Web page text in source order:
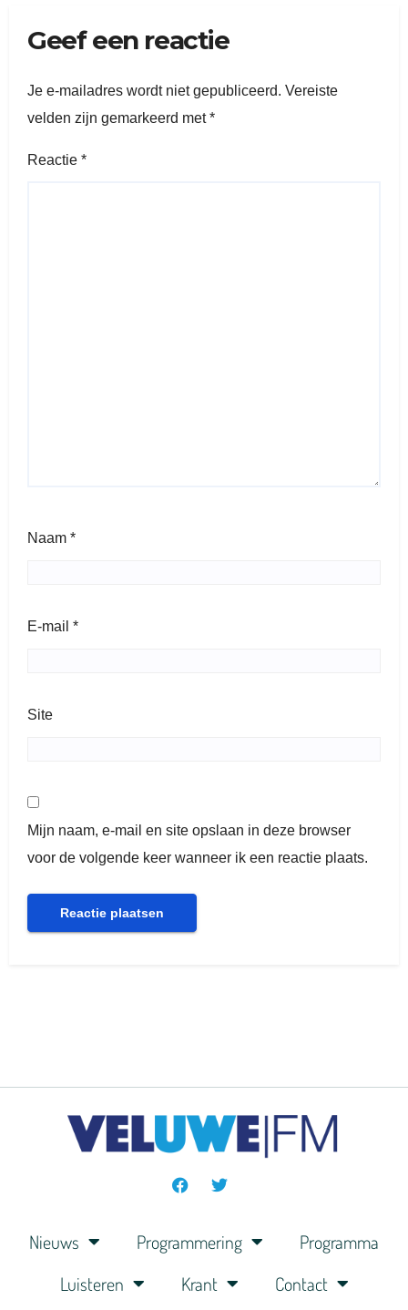
Geef een reactie
Je e-mailadres wordt niet gepubliceerd. Vereiste
velden zijn gemarkeerd met*
Reactie *
Naam *
E-mail *
Site
Mijn naam, e-mail en site opslaan in deze browser
voor de volgende keer wanneer ik een reactie plaats.
Nieuws Programmering
Programma
Luisteren
Krant Contact